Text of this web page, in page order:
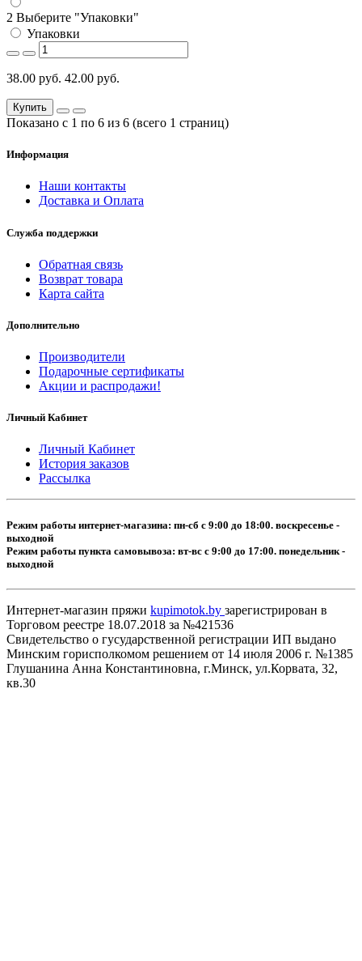
2 Выберите "Упаковки"
Упаковки
38.00 руб. 42.00 руб.
Купить
Показано с 1 по 6 из 6 (всего 1 страниц)
Информация
Наши контакты
Доставка и Оплата
Служба поддержки
Обратная связь
Возврат товара
Карта сайта
Дополнительно
Производители
Подарочные сертификаты
Акции и распродажи!
Личный Кабинет
Личный Кабинет
История заказов
Рассылка
Режим работы интернет-магазина: пн-сб с 9:00 до 18:00. воскресенье -
выходной
Режим работы пункта самовывоза: вт-вс с 9:00 до 17:00. понедельник -
выходной
Интернет-магазин пряжи kupimotok.by зарегистрирован в
Торговом реестре 18.07.2018 за №421536
Свидетельство о гусударственной регистрации ИП выдано
Минским горисполкомом решением от 14 июля 2006 г. №1385
Глушанина Анна Константиновна, г.Минск, ул.Корвата, 32,
кв.30